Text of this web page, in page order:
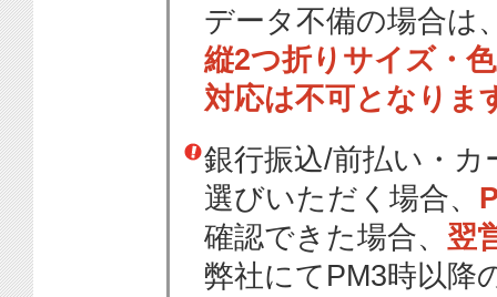
データ不備の場合は
縦2つ折りサイズ・
対応は不可となりま
銀行振込/前払い・
選びいただく場合、
確認できた場合、 翌
弊社にてPM3時以降